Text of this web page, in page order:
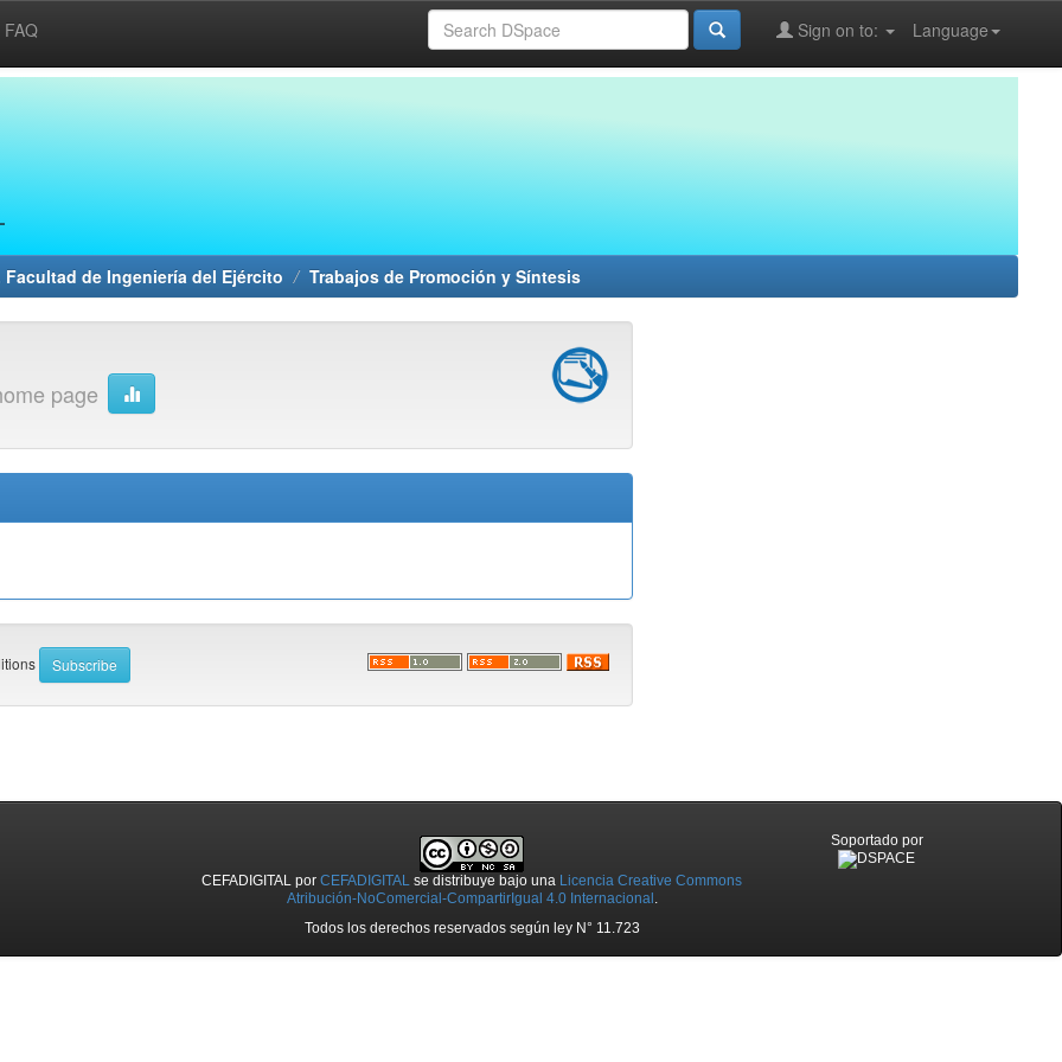
FAQ Language
Sign on to:
Facultad de Ingeniería del Ejército Trabajos de Promoción y Síntesis
page
CEFADIGITAL porCEFADIGITAL se distribuye bajo una Licencia Creative Commons
Atribución-NoComercial-CompartirIgual 4.0 Internacional .
Todos los derechos reservados según ley N° 11.723
Soportado por